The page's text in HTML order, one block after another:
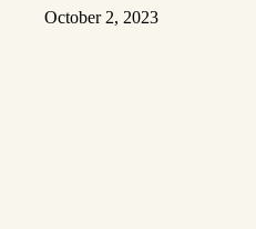
October 2, 2023